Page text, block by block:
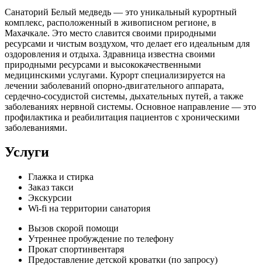
Санаторий Белый медведь — это уникальный курортный
комплекс, расположенный в живописном регионе, в
Махачкале. Это место славится своими природными
ресурсами и чистым воздухом, что делает его идеальным для
оздоровления и отдыха. Здравница известна своими
природными ресурсами и высококачественными
медицинскими услугами. Курорт специализируется на
лечении заболеваний опорно-двигательного аппарата,
сердечно-сосудистой системы, дыхательных путей, а также
заболеваниях нервной системы. Основное направление — это
профилактика и реабилитация пациентов с хроническими
заболеваниями.
Услуги
Глажка и стирка
Заказ такси
Экскурсии
Wi-fi на территории санатория
Вызов скорой помощи
Утреннее пробуждение по телефону
Прокат спортинвентаря
Предоставление детской кроватки (по запросу)